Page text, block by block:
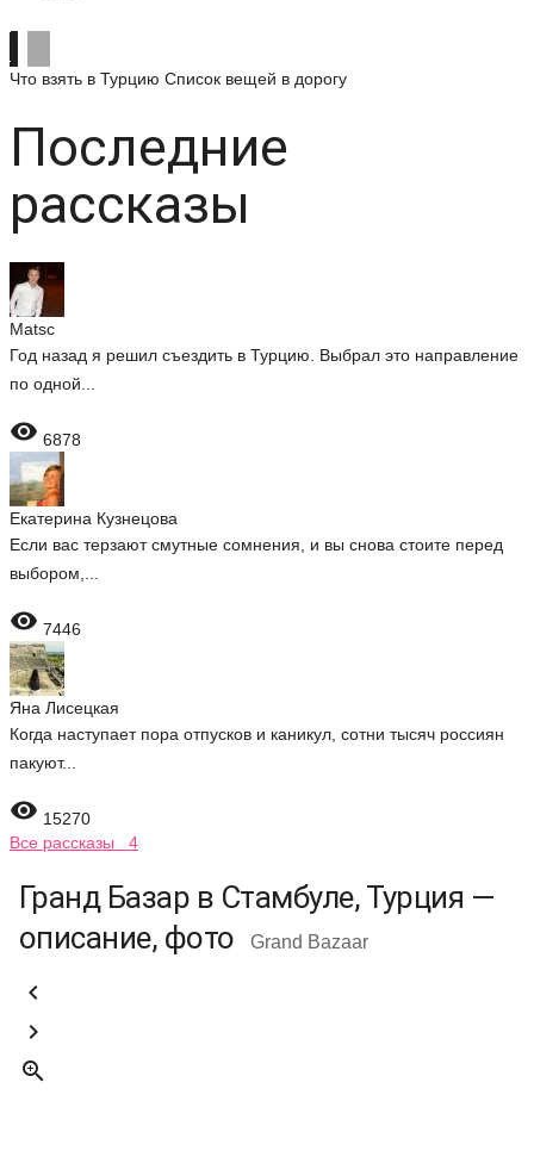
Что взять в Турцию Список вещей в дорогу
Последние
рассказы
Matsc
Год назад я решил съездить в Турцию. Выбрал это направление
по одной...
 6878
Екатерина Кузнецова
Если вас терзают смутные сомнения, и вы снова стоите перед
выбором,...
 7446
Яна Лисецкая
Когда наступает пора отпусков и каникул, сотни тысяч россиян
пакуют...
 15270
Все рассказы 4
Гранд Базар в Стамбуле, Турция —
описание, фото
Grand Bazaar


